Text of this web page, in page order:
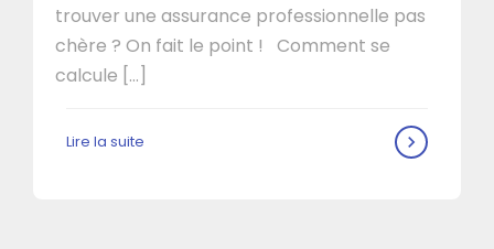
trouver une assurance professionnelle pas
chère ? On fait le point ! Comment se
calcule […]
Lire la suite